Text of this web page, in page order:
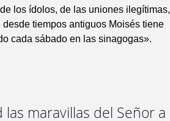
los ídolos, de las uniones ilegítimas,
tiempos antiguos Moisés tiene
cada sábado en las sinagogas».
las maravillas del Señor a